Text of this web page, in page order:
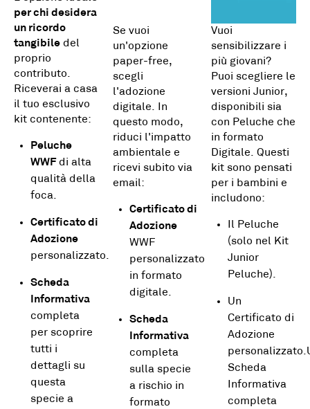
per chi desidera
un ricordo
tangibile del
proprio
contributo.
Riceverai a casa
il tuo esclusivo
kit contenente:
Peluche
WWFdi alta
qualità della
foca.
Certificato di
Adozione
personalizzato.
Scheda
Informativa
completa
per scoprire
tutti i
dettagli su
questa
specie a
Se vuoi
un'opzione
paper-free,
scegli
l'adozione
digitale. In
questo modo,
riduci l'impatto
ambientale e
ricevi subito via
email:
Certificato di
Adozione
WWF
personalizzato
in formato
digitale.
Scheda
Informativa
completa
sulla specie
a rischio in
formato
Vuoi
sensibilizzare i
più giovani?
Puoi scegliere le
versioni Junior,
disponibili sia
con Peluche che
in formato
Digitale. Questi
kit sono pensati
per i bambini e
includono:
Il Peluche
(solo nel Kit
Junior
Peluche).
Un
Certificato di
Adozione
Scheda
Informativa
completa